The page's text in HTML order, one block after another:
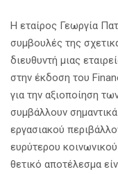
Η εταίρος Γεωργία
συμβουλές της
διευθυντή μιας
στην έκδοση του
για την αξιοποίηση
συμβάλλουν
εργασιακού
ευρύτερου
θετικό αποτέλεσμα